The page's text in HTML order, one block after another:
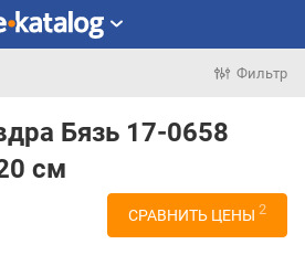
Фильтр
Бязь 17-0658
см
СРАВНИТЬ ЦЕНЫ 2